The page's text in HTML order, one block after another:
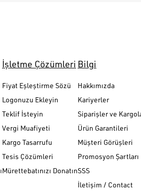
İşletme Çözümleri
Fiyat Eşleştirme Sözü
Logonuzu Ekleyin
Teklif İsteyin
Vergi Muafiyeti
Kargo Tasarrufu
Tesis Çözümleri
Mürettebatınızı Donatın
Bilgi
Hakkımızda
Kariyerler
Siparişler ve
Ürün Garantileri
Müşteri Görüşleri
Promosyon Şartları
SSS
İletişim / Contact